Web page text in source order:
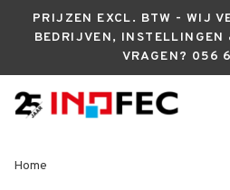
PRIJZEN EXCL. BTW - WIJ
BEDRIJVEN, INSTELLINGEN
VRAGEN? 056
Home